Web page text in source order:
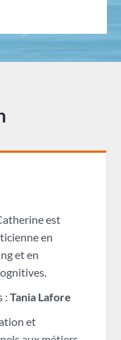
est
en
et en
: Tania Lafore
et